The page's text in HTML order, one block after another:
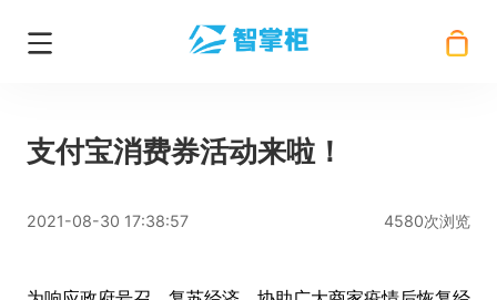
支付宝消费券活动来啦！
2021-08-30 17:38:57 4580次浏览